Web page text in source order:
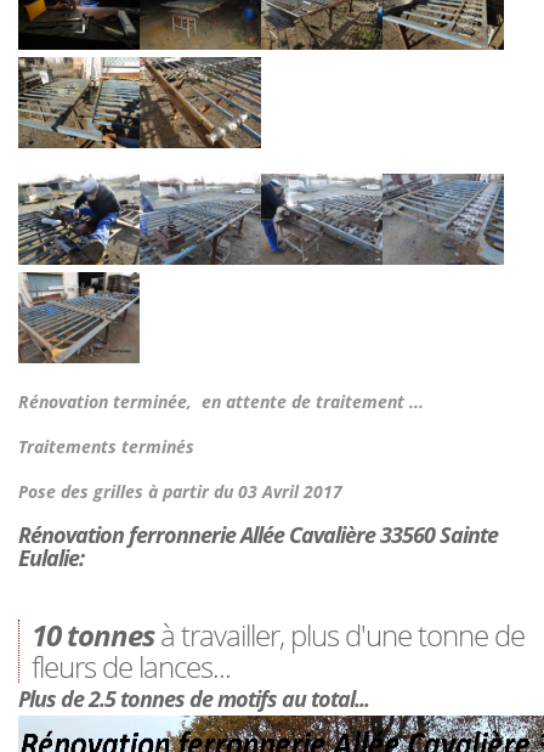
Rénovation terminée, en attente de traitement ...
Traitements terminés
Pose des grilles à partir du 03 Avril 2017
Rénovation ferronnerie Allée Cavalière 33560 Sainte
Eulalie:
10 tonnesà travailler, plus d'une tonne de
fleurs de lances...
Plus de 2.5 tonnes de motifs au total...